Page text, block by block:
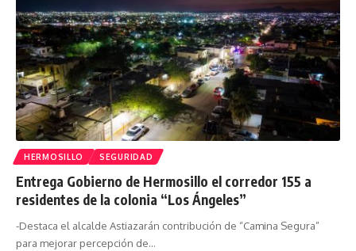
HERMOSILLO SEGURIDAD
Entrega Gobierno de Hermosillo el corredor 155 a
residentes de la colonia “Los Ángeles”
-Destaca el alcalde Astiazarán contribución de “Camina Segura”
para mejorar percepción de…